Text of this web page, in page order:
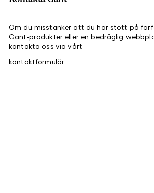
Om du misstänker att du har stött på
Gant‑produkter eller en bedräglig
kontakta oss via vårt
kontaktformulär